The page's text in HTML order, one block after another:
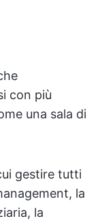
con più
una sala di
gestire tutti
la
la